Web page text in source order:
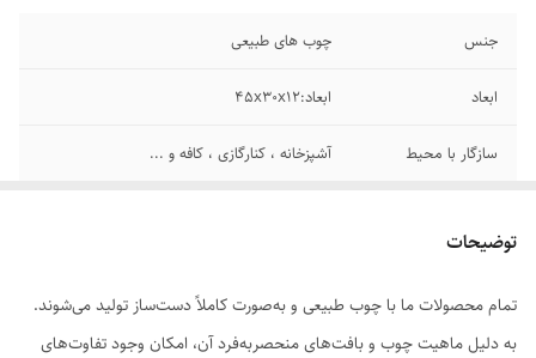
جنس چوب‌ های طبیعی
ابعاد ابعاد:45x30x12
سازگار با محیط آشپزخانه ، کنارگازی ، كافه و ...
توضیحات
تمام محصولات ما با چوب طبیعی و به‌صورت کاملاً دست‌ساز تولید می‌شوند.
به دلیل ماهیت چوب و بافت‌های منحصر‌به‌فرد آن، امکان وجود تفاوت‌های